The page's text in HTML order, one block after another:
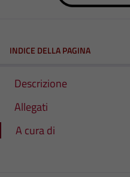
INDICE DELLA PAGINA
Descrizione
Allegati
A cura di